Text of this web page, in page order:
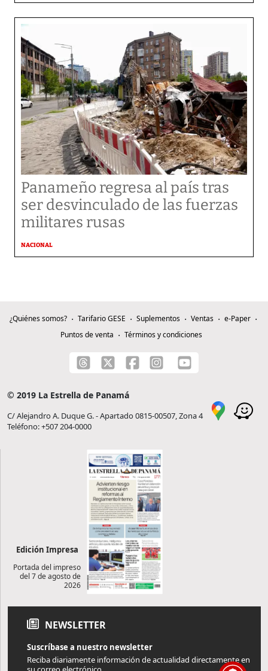
Panameño regresa al país tras
ser desvinculado de las fuerzas
militares rusas
NACIONAL
¿Quiénes somos? Tarifario GESE Suplementos Ventas
e-Paper
Puntos de venta
Términos y condiciones
© 2019 La Estrella de Panamá
C/ Alejandro A. Duque G. - Apartado 0815-00507, Zona 4
Teléfono: +507 204-0000
Edición Impresa
Portada del impreso
del 7 de agosto de
2026
NEWSLETTER
Suscríbase a nuestro newsletter
Reciba diariamente información de actualidad directamente en